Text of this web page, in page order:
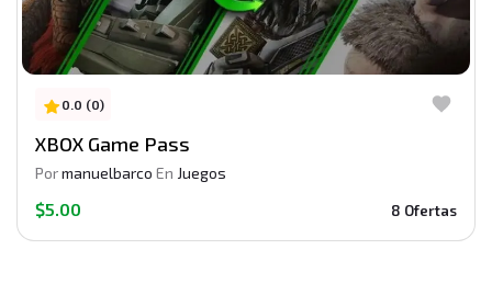
0.0 (0)
XBOX Game Pass
Pormanuelbarco En Juegos
$5.00 8 Ofertas